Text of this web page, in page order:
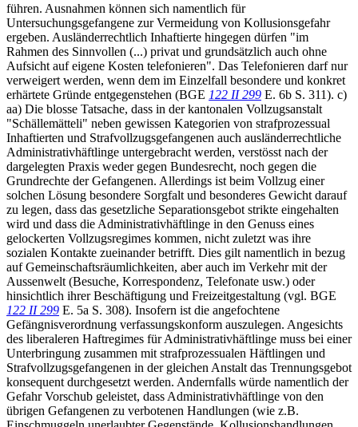
führen. Ausnahmen können sich namentlich für
Untersuchungsgefangene zur Vermeidung von Kollusionsgefahr
ergeben. Ausländerrechtlich Inhaftierte hingegen dürfen "im
Rahmen des Sinnvollen (...) privat und grundsätzlich auch ohne
Aufsicht auf eigene Kosten telefonieren". Das Telefonieren darf nur
verweigert werden, wenn dem im Einzelfall besondere und konkret
erhärtete Gründe entgegenstehen (BGE 122 II 299 E. 6b S. 311). c)
aa) Die blosse Tatsache, dass in der kantonalen Vollzugsanstalt
"Schällemätteli" neben gewissen Kategorien von strafprozessual
Inhaftierten und Strafvollzugsgefangenen auch ausländerrechtliche
Administrativhäftlinge untergebracht werden, verstösst nach der
dargelegten Praxis weder gegen Bundesrecht, noch gegen die
Grundrechte der Gefangenen. Allerdings ist beim Vollzug einer
solchen Lösung besondere Sorgfalt und besonderes Gewicht darauf
zu legen, dass das gesetzliche Separationsgebot strikte eingehalten
wird und dass die Administrativhäftlinge in den Genuss eines
gelockerten Vollzugsregimes kommen, nicht zuletzt was ihre
sozialen Kontakte zueinander betrifft. Dies gilt namentlich in bezug
auf Gemeinschaftsräumlichkeiten, aber auch im Verkehr mit der
Aussenwelt (Besuche, Korrespondenz, Telefonate usw.) oder
hinsichtlich ihrer Beschäftigung und Freizeitgestaltung (vgl. BGE
122 II 299 E. 5a S. 308). Insofern ist die angefochtene
Gefängnisverordnung verfassungskonform auszulegen. Angesichts
des liberaleren Haftregimes für Administrativhäftlinge muss bei einer
Unterbringung zusammen mit strafprozessualen Häftlingen und
Strafvollzugsgefangenen in der gleichen Anstalt das Trennungsgebot
konsequent durchgesetzt werden. Andernfalls würde namentlich der
Gefahr Vorschub geleistet, dass Administrativhäftlinge von den
übrigen Gefangenen zu verbotenen Handlungen (wie z.B.